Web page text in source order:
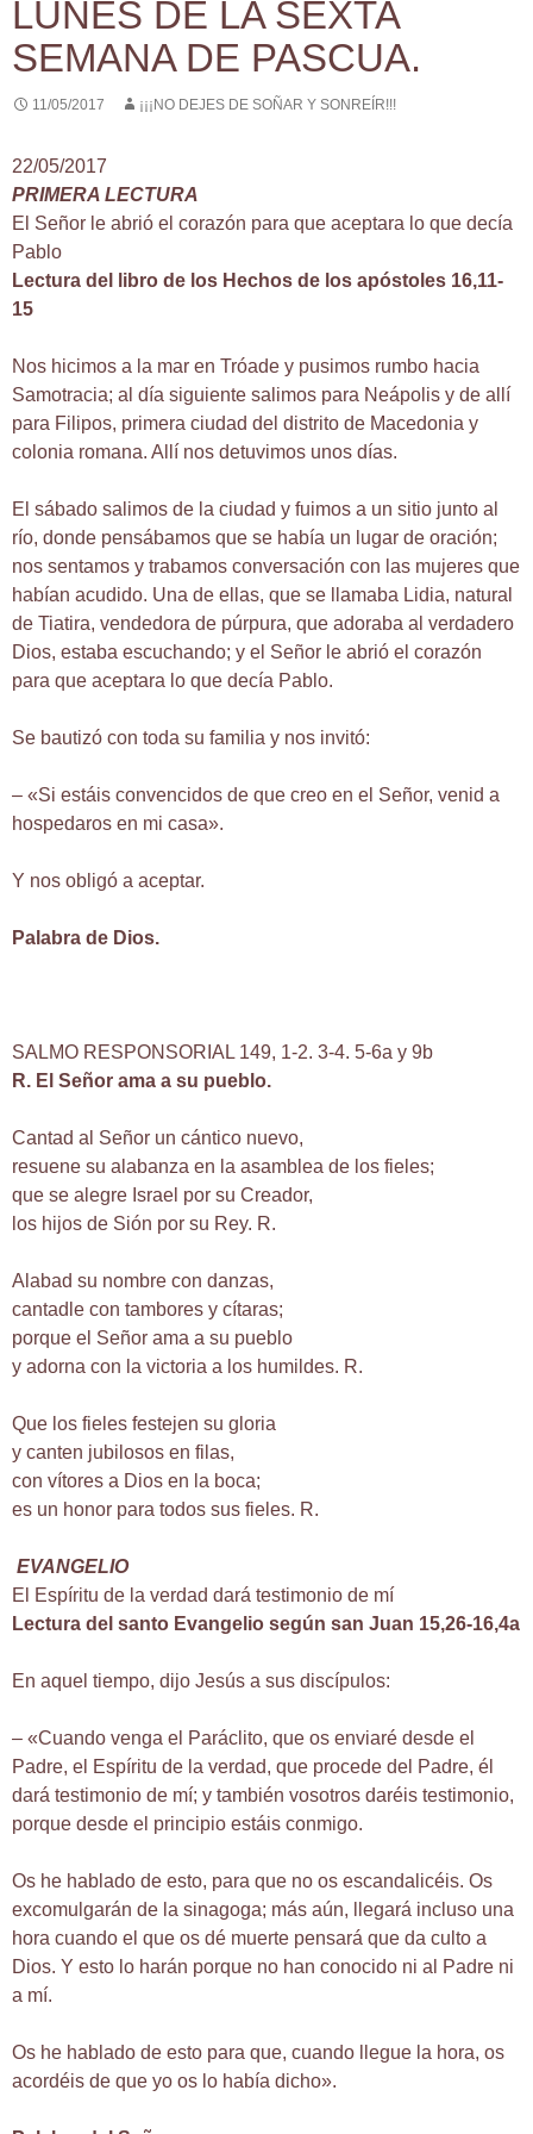
LUNES DE LA SEXTA
SEMANA DE PASCUA.
11/05/2017 ¡¡¡NO DEJES DE SOÑAR Y SONREÍR!!!
22/05/2017
PRIMERA LECTURA
El Señor le abrió el corazón para que aceptara lo que decía
Pablo
Lectura del libro de los Hechos de los apóstoles 16,11-
15
Nos hicimos a la mar en Tróade y pusimos rumbo hacia
Samotracia; al día siguiente salimos para Neápolis y de allí
para Filipos, primera ciudad del distrito de Macedonia y
colonia romana. Allí nos detuvimos unos días.
El sábado salimos de la ciudad y fuimos a un sitio junto al
río, donde pensábamos que se había un lugar de oración;
nos sentamos y trabamos conversación con las mujeres que
habían acudido. Una de ellas, que se llamaba Lidia, natural
de Tiatira, vendedora de púrpura, que adoraba al verdadero
Dios, estaba escuchando; y el Señor le abrió el corazón
para que aceptara lo que decía Pablo.
Se bautizó con toda su familia y nos invitó:
– «Si estáis convencidos de que creo en el Señor, venid a
hospedaros en mi casa».
Y nos obligó a aceptar.
Palabra de Dios.
SALMO RESPONSORIAL 149, 1-2. 3-4. 5-6a y 9b
R. El Señor ama a su pueblo.
Cantad al Señor un cántico nuevo,
resuene su alabanza en la asamblea de los fieles;
que se alegre Israel por su Creador,
los hijos de Sión por su Rey. R.
Alabad su nombre con danzas,
cantadle con tambores y cítaras;
porque el Señor ama a su pueblo
y adorna con la victoria a los humildes. R.
Que los fieles festejen su gloria
y canten jubilosos en filas,
con vítores a Dios en la boca;
es un honor para todos sus fieles. R.
EVANGELIO
El Espíritu de la verdad dará testimonio de mí
Lectura del santo Evangelio según san Juan 15,26-16,4a
En aquel tiempo, dijo Jesús a sus discípulos:
– «Cuando venga el Paráclito, que os enviaré desde el
Padre, el Espíritu de la verdad, que procede del Padre, él
dará testimonio de mí; y también vosotros daréis testimonio,
porque desde el principio estáis conmigo.
Os he hablado de esto, para que no os escandalicéis. Os
excomulgarán de la sinagoga; más aún, llegará incluso una
hora cuando el que os dé muerte pensará que da culto a
Dios. Y esto lo harán porque no han conocido ni al Padre ni
a mí.
Os he hablado de esto para que, cuando llegue la hora, os
acordéis de que yo os lo había dicho».